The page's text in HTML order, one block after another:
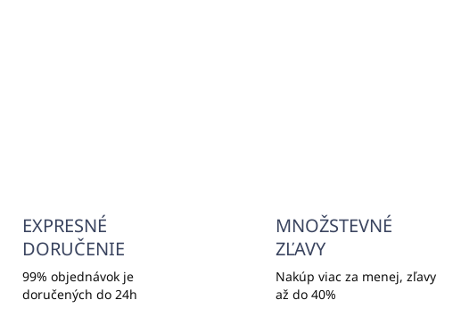
EXPRESNÉ
DORUČENIE
99% objednávok je
doručených do 24h
MNOŽSTEVNÉ
ZĽAVY
Nakúp viac za menej, zľavy
až do 40%